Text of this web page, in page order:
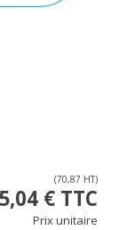
(70,87 HT)
€ TTC
Prix unitaire